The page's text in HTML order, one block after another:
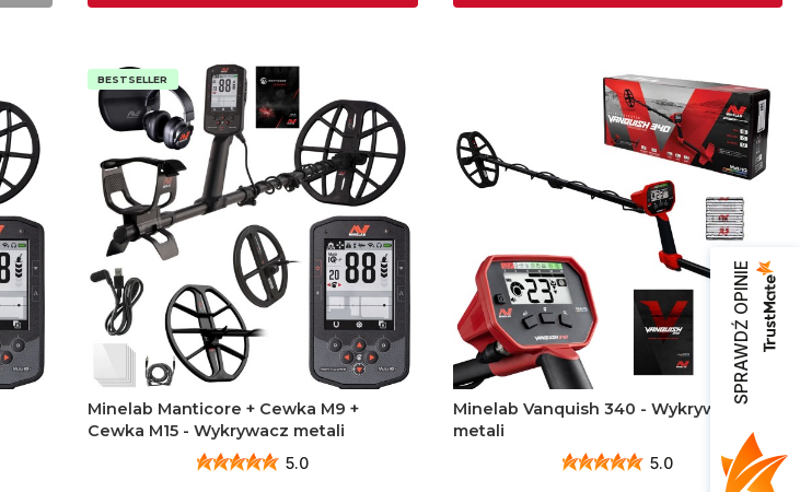
BESTSELLER
Minelab Manticore + Cewka M9 +
Cewka M15 - Wykrywacz metali
5.0
Minelab Vanquish 340 - Wykrywacz
metali
5.0
SPRAWDŹ OPINIE